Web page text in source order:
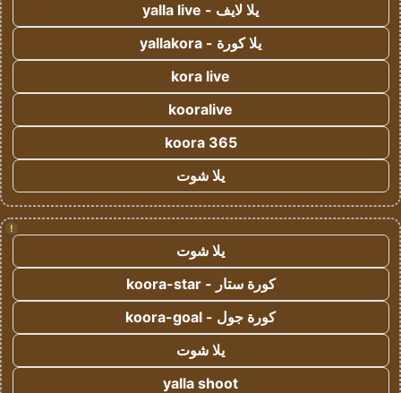
يلا لايف - yalla live
يلا كورة - yallakora
kora live
kooralive
koora 365
يلا شوت
!
يلا شوت
كورة ستار - koora-star
كورة جول - koora-goal
يلا شوت
yalla shoot